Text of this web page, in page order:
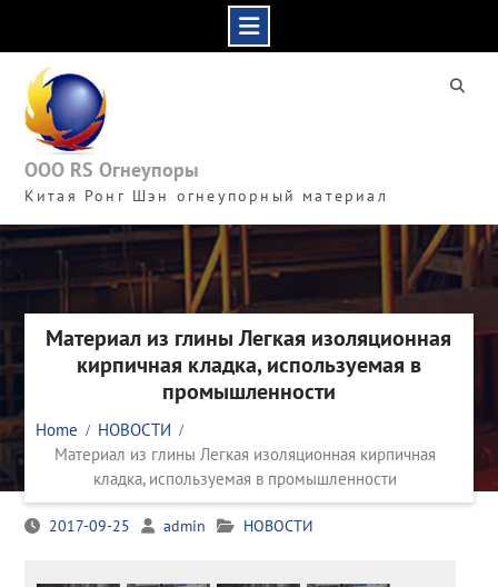
content
ООО RS Огнеупоры
Китая Ронг Шэн огнеупорный материал
Материал из глины Легкая изоляционная
кирпичная кладка, используемая в
промышленности
Home
НОВОСТИ
Материал из глины Легкая изоляционная кирпичная
кладка, используемая в промышленности
2017-09-25 admin НОВОСТИ